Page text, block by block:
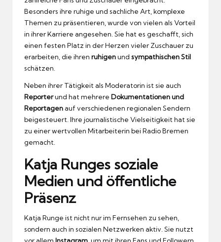
Besonders ihre ruhige und sachliche Art, komplexe
Themen zu präsentieren, wurde von vielen als Vorteil
in ihrer Karriere angesehen. Sie hat es geschafft, sich
einen festen Platz in der Herzen vieler Zuschauer zu
erarbeiten, die ihren ruhigenund sympathischen Stil
schätzen.
Neben ihrer Tätigkeit als Moderatorin ist sie auch
Reporterund hat mehrere Dokumentationen und
Reportagenauf verschiedenen regionalen Sendern
beigesteuert. Ihre journalistische Vielseitigkeit hat sie
zu einer wertvollen Mitarbeiterin bei Radio Bremen
gemacht.
Katja Runges soziale
Medien und öffentliche
Präsenz
Katja Runge ist nicht nur im Fernsehen zu sehen,
sondern auch in sozialen Netzwerken aktiv. Sie nutzt
vor allem Instagram , um mit ihren Fans und Followern